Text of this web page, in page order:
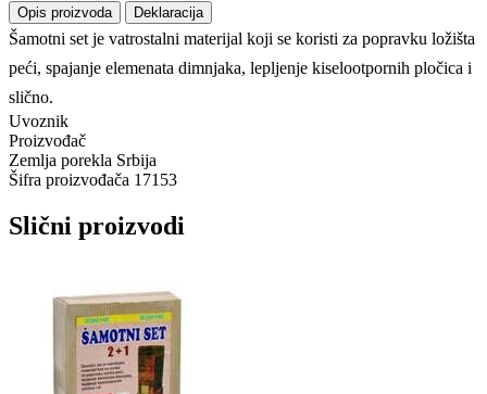
Opis proizvoda Deklaracija
Šamotni set je vatrostalni materijal koji se koristi za popravku ložišta
peći, spajanje elemenata dimnjaka, lepljenje kiselootpornih pločica i
slično.
Uvoznik
Proizvođač
Zemlja porekla Srbija
Šifra proizvođača 17153
Slični proizvodi